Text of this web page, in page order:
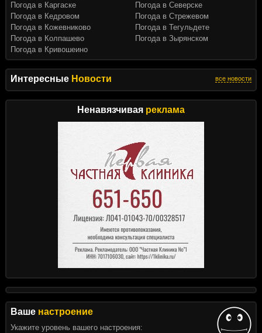
Интересные Новости все новости
Ненавязчивая реклама
Ваше настроение
Укажите уровень вашего настроения:
Погода в Каргаске
Погода в Кедровом
Погода в Кожевниково
Погода в Колпашево
Погода в Кривошеино
Погода в Северске
Погода в Стрежевом
Погода в Тегульдете
Погода в Зырянском